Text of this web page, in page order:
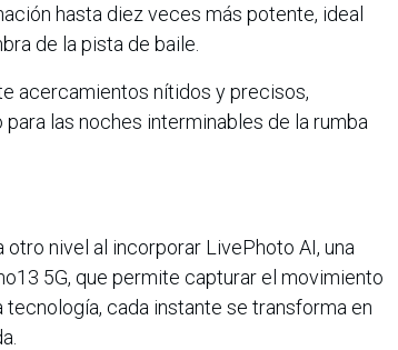
hasta diez veces más potente, ideal
de la pista de baile.
acercamientos nítidos y precisos,
las noches interminables de la rumba
otro nivel al incorporar LivePhoto AI, una
5G, que permite capturar el movimiento
cada instante se transforma en